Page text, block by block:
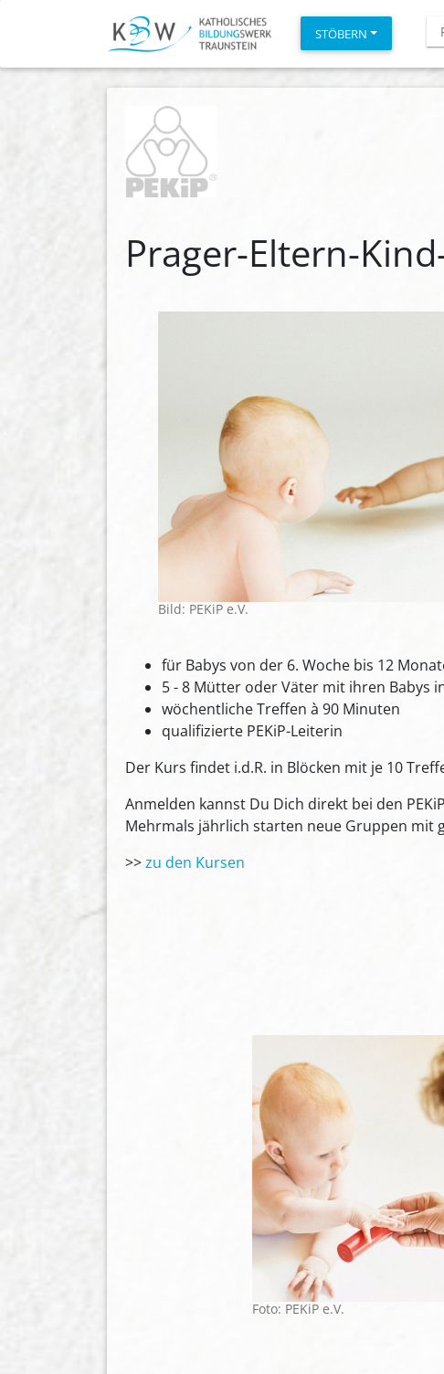
STÖBERN
Prager-Eltern-
Bild: PEKiP e.V.
für Babys von der 6. Woche bis 12
5 - 8 Mütter oder Väter mit ihren Babys
wöchentliche Treffen à 90 Minuten
qualifizierte PEKiP-Leiterin
Der Kurs findet i.d.R. in Blöcken mit je 10
Anmelden kannst Du Dich direkt bei den
Mehrmals jährlich starten neue Gruppen mit
>>zu den Kursen
Foto: PEKiP e.V.